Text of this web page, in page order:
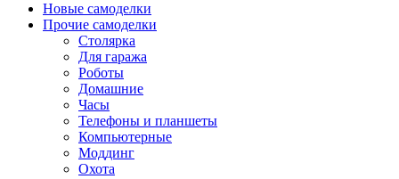
Новые самоделки
Прочие самоделки
Столярка
Для гаража
Роботы
Домашние
Часы
Телефоны и планшеты
Компьютерные
Моддинг
Охота